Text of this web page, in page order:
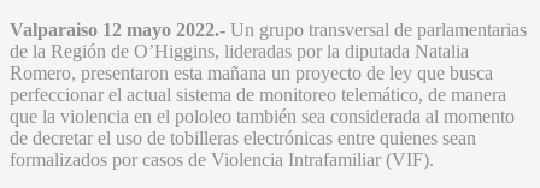
Valparaiso 12 mayo 2022.- Un grupo transversal de parlamentarias
de la Región de O’Higgins, lideradas por la diputada Natalia
Romero, presentaron esta mañana un proyecto de ley que busca
perfeccionar el actual sistema de monitoreo telemático, de manera
que la violencia en el pololeo también sea considerada al momento
de decretar el uso de tobilleras electrónicas entre quienes sean
formalizados por casos de Violencia Intrafamiliar (VIF).